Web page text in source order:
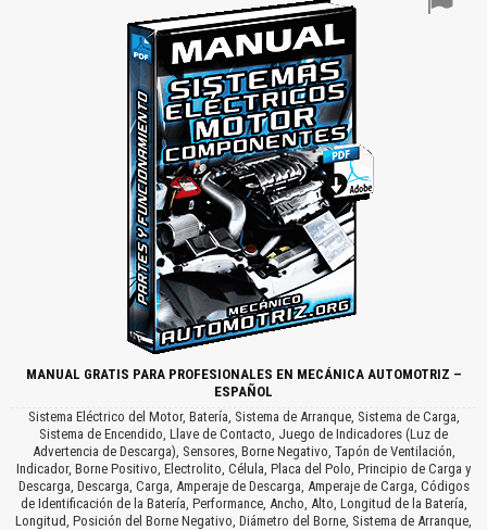
MANUAL GRATIS PARA PROFESIONALES EN MECÁNICA AUTOMOTRIZ –
ESPAÑOL
Sistema Eléctrico del Motor, Batería, Sistema de Arranque, Sistema de Carga,
Sistema de Encendido, Llave de Contacto, Juego de Indicadores (Luz de
Advertencia de Descarga), Sensores, Borne Negativo, Tapón de Ventilación,
Indicador, Borne Positivo, Electrolito, Célula, Placa del Polo, Principio de Carga y
Descarga, Descarga, Carga, Amperaje de Descarga, Amperaje de Carga, Códigos
de Identificación de la Batería, Performance, Ancho, Alto, Longitud de la Batería,
Longitud, Posición del Borne Negativo, Diámetro del Borne, Sistema de Arranque,